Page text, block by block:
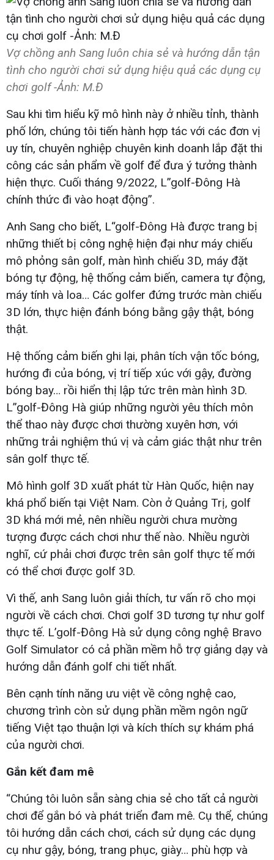
Vợ chồng anh Sang luôn chia sẻ và hướng dẫn tận
tình cho người chơi sử dụng hiệu quả các dụng cụ
chơi golf -Ảnh: M.Đ
Sau khi tìm hiểu kỹ mô hình này ở nhiều tỉnh, thành
phố lớn, chúng tôi tiến hành hợp tác với các đơn vị
uy tín, chuyên nghiệp chuyên kinh doanh lắp đặt thi
công các sản phẩm về golf để đưa ý tưởng thành
hiện thực. Cuối tháng 9/2022, L”golf-Đông Hà
chính thức đi vào hoạt động”.
Anh Sang cho biết, L“golf-Đông Hà được trang bị
những thiết bị công nghệ hiện đại như máy chiếu
mô phỏng sân golf, màn hình chiếu 3D, máy đặt
bóng tự động, hệ thống cảm biến, camera tự động,
máy tính và loa… Các golfer đứng trước màn chiếu
3D lớn, thực hiện đánh bóng bằng gậy thật, bóng
thật.
Hệ thống cảm biến ghi lại, phân tích vận tốc bóng,
hướng đi của bóng, vị trí tiếp xúc với gậy, đường
bóng bay… rồi hiển thị lập tức trên màn hình 3D.
L”golf-Đông Hà giúp những người yêu thích môn
thể thao này được chơi thường xuyên hơn, với
những trải nghiệm thú vị và cảm giác thật như trên
sân golf thực tế.
Mô hình golf 3D xuất phát từ Hàn Quốc, hiện nay
khá phổ biến tại Việt Nam. Còn ở Quảng Trị, golf
3D khá mới mẻ, nên nhiều người chưa mường
tượng được cách chơi như thế nào. Nhiều người
nghĩ, cứ phải chơi được trên sân golf thực tế mới
có thể chơi được golf 3D.
Vì thế, anh Sang luôn giải thích, tư vấn rõ cho mọi
người về cách chơi. Chơi golf 3D tương tự như golf
thực tế. L’golf-Đông Hà sử dụng công nghệ Bravo
Golf Simulator có cả phần mềm hỗ trợ giảng dạy và
hướng dẫn đánh golf chi tiết nhất.
Bên cạnh tính năng ưu việt về công nghệ cao,
chương trình còn sử dụng phần mềm ngôn ngữ
tiếng Việt tạo thuận lợi và kích thích sự khám phá
của người chơi.
Gắn kết đam mê
“Chúng tôi luôn sẵn sàng chia sẻ cho tất cả người
chơi để gắn bó và phát triển đam mê. Cụ thể, chúng
tôi hướng dẫn cách chơi, cách sử dụng các dụng
cụ như gậy, bóng, trang phục, giày… phù hợp và